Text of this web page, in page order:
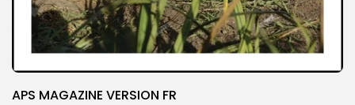
APS MAGAZINE VERSION FR